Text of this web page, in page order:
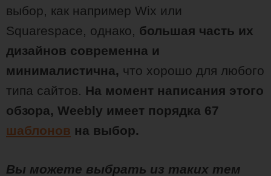
выбор, как например Wix или
Squarespace, однако, большая часть их
дизайнов современна и
минималистична, что хорошо для любого
типа сайтов. На момент написания этого
обзора, Weebly имеет порядка 67
шаблонов на выбор.
Вы можете выбрать из таких тем